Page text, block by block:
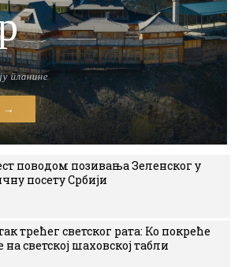
поводом позивања Зеленског у
посету Србији
трећег светског рата: Ко покреће
на светској шаховској табли